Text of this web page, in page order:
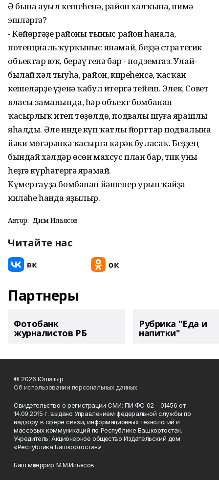
Ә бына ауыл кешеһенә, район халҡына, нимә
эшләргә?
- Көйөргәҙе районы тыныс район һанала,
потенциаль ҡурҡыныс янамай, беҙҙә стратегик
объектар юҡ, берәү генә бар - подземгаз. Улай-
былай хәл тыуһа, район, киреһенсә, ҡасҡан
кешеләрҙе үҙенә ҡабул итергә тейеш. Элек, Совет
власы заманында, һәр объект бомбанан
ҡасырлыҡ итеп төҙөлдө, подвалы шуға ярашлы
яһалды. Әле инде күп ҡатлы йорттар подвалына
йәки мөгәрәпкә ҡасырға кәрәк буласаҡ. Беҙҙең
бындай хәлдәр өсөн махсус план бар, тик уны
һеҙгә күрһәтергә ярамай.
Күмертауҙа бомбанан йәшенер урын ҡайҙа -
киләһе һанда яҙылыр.
Автор: Дим Ильясов
Читайте нас
Партнеры
Фотобанк
журналистов РБ
Рубрика "Еда и
напитки"
© 2026 Юшатыр
Об использовании персональных данных
Свидетельство о регистрации СМИ: ПИ ФС 02 - 01456 от
14.09.2015 г. выдано Управлением федеральной службы по
надзору в сфере связи, информационных технологий и
массовых коммуникаций по Республике Башкортостан.
Учредитель: Акционерное общество Издательский дом
«Республика Башкортостан»
Баш мөхәррир М.М.Ильясов